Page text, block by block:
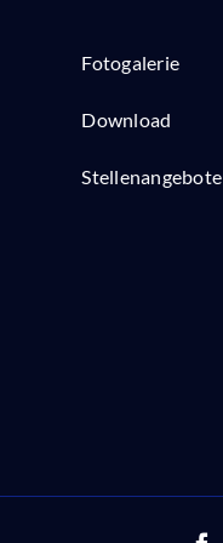
Fotogalerie
Download
Stellenangebote